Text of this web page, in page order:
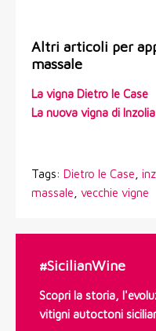
Altri articoli per
massale
La vigna Dietro le Case
La nuova vigna di Inzolia
Tags: Dietro le Case
massale vecchie vigne
#SicilianWine
Scopri la storia,
vitigni autoctoni